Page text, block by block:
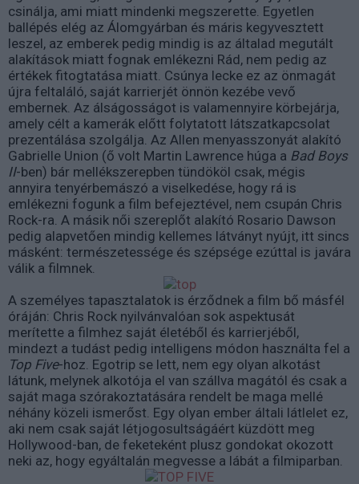
csinálja, ami miatt mindenki megszerette. Egyetlen
ballépés elég az Álomgyárban és máris kegyvesztett
leszel, az emberek pedig mindig is az általad megutált
alakítások miatt fognak emlékezni Rád, nem pedig az
értékek fitogtatása miatt. Csúnya lecke ez az önmagát
újra feltaláló, saját karrierjét önnön kezébe vevő
embernek. Az álságosságot is valamennyire körbejárja,
amely célt a kamerák előtt folytatott látszatkapcsolat
prezentálása szolgálja. Az Allen menyasszonyát alakító
Gabrielle Union (ő volt Martin Lawrence húga a Bad Boys
II-ben) bár mellékszerepben tündököl csak, mégis
annyira tenyérbemászó a viselkedése, hogy rá is
emlékezni fogunk a film befejeztével, nem csupán Chris
Rock-ra. A másik női szereplőt alakító Rosario Dawson
pedig alapvetően mindig kellemes látványt nyújt, itt sincs
másként: természetessége és szépsége ezúttal is javára
válik a filmnek.
A személyes tapasztalatok is érződnek a film bő másfél
óráján: Chris Rock nyilvánvalóan sok aspektusát
merítette a filmhez saját életéből és karrierjéből,
mindezt a tudást pedig intelligens módon használta fel a
Top Five-hoz. Egotrip se lett, nem egy olyan alkotást
látunk, melynek alkotója el van szállva magától és csak a
saját maga szórakoztatására rendelt be maga mellé
néhány közeli ismerőst. Egy olyan ember általi látlelet ez,
aki nem csak saját létjogosultságáért küzdött meg
Hollywood-ban, de feketeként plusz gondokat okozott
neki az, hogy egyáltalán megvesse a lábát a filmiparban.